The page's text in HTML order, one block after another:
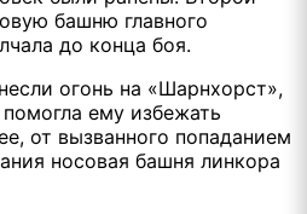
башню главного
до конца боя.
огонь на «Шарнхорст»,
ему избежать
от вызванного попаданием
носовая башня линкора